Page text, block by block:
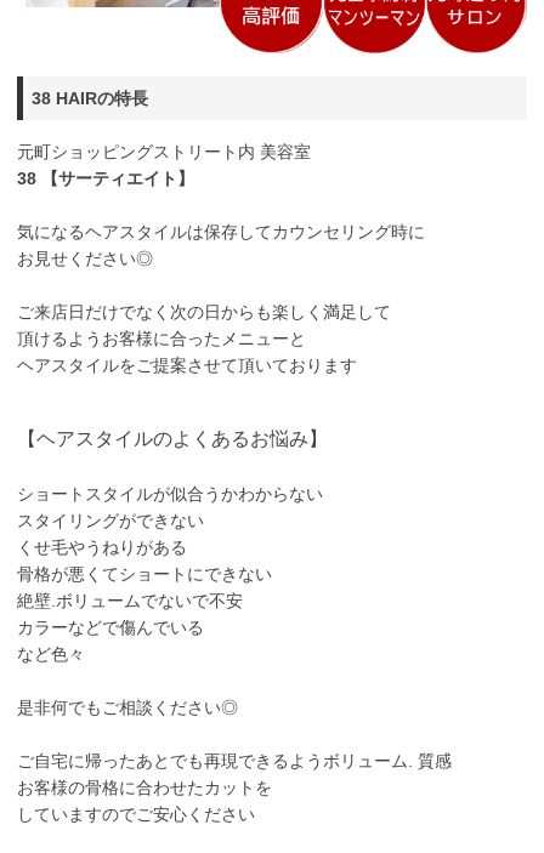
38 HAIRの特長
元町ショッピングストリート内 美容室
38 【サーティエイト】
気になるヘアスタイルは保存してカウンセリング時に
お見せください◎
ご来店日だけでなく次の日からも楽しく満足して
頂けるようお客様に合ったメニューと
ヘアスタイルをご提案させて頂いております
【ヘアスタイルのよくあるお悩み】
ショートスタイルが似合うかわからない
スタイリングができない
くせ毛やうねりがある
骨格が悪くてショートにできない
絶壁.ボリュームでないで不安
カラーなどで傷んでいる
など色々
是非何でもご相談ください◎
ご自宅に帰ったあとでも再現できるようボリューム. 質感
お客様の骨格に合わせたカットを
していますのでご安心ください